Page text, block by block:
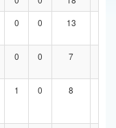
0 0 13
0 0 7
1 0 8